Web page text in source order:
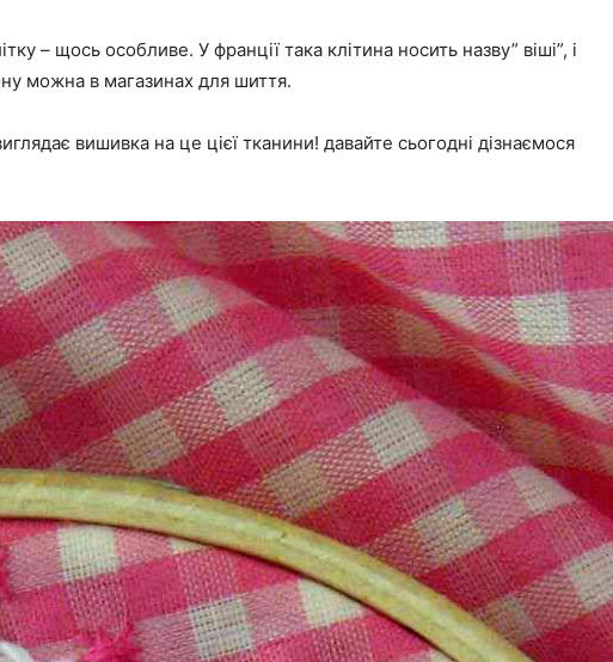
– щось особливе. У франції така клітина носить назву” віші”, і
можна в магазинах для шиття.
вишивка на це цієї тканини! давайте сьогодні дізнаємося